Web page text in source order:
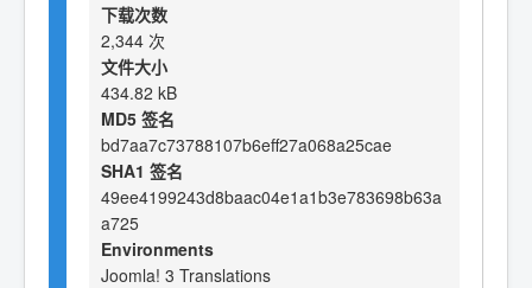
下载次数
2,344 次
文件大小
434.82 kB
MD5 签名
bd7aa7c73788107b6eff27a068a25cae
SHA1 签名
49ee4199243d8baac04e1a1b3e783698b63a
a725
Environments
Joomla! 3 Translations